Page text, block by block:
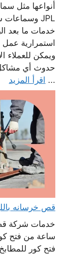
أنواعها مثل
خدمات ما بعد
استمرارية
ويمكن للعملاء
حدوث أي مشاكل
... اقرأ المزيد
قص خرسانه بالليزر الكويت
ساعة من فتح
فتح كور